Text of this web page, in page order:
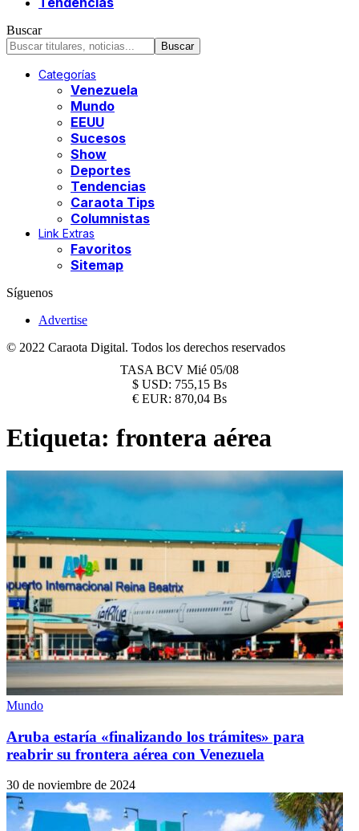
Buscar
Categorías
Venezuela
Mundo
EEUU
Sucesos
Show
Deportes
Tendencias
Caraota Tips
Columnistas
Link Extras
Favoritos
Sitemap
Síguenos
Advertise
© 2022 Caraota Digital. Todos los derechos reservados
TASA BCV Mié 05/08
$ USD: 755,15 Bs
€ EUR: 870,04 Bs
Etiqueta: frontera aérea
Mundo
Aruba estaría «finalizando los trámites» para
reabrir su frontera aérea con Venezuela
30 de noviembre de 2024